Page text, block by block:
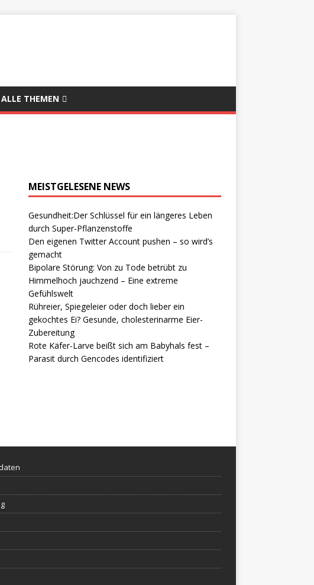
ALLE THEMEN
MEISTGELESENE NEWS
Gesundheit:Der Schlüssel für ein längeres Leben
durch Super-Pflanzenstoffe
Den eigenen Twitter Account pushen – so wird’s
gemacht
Bipolare Störung: Von zu Tode betrübt zu
Himmelhoch jauchzend – Eine extreme
Gefühlswelt
Rühreier, Spiegeleier oder doch lieber ein
gekochtes Ei? Gesunde, cholesterinarme Eier-
Zubereitung
Rote Käfer-Larve beißt sich am Babyhals fest –
Parasit durch Gencodes identifiziert